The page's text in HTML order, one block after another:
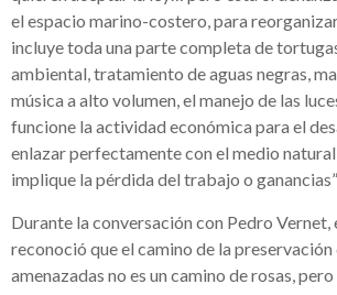
el espacio marino-costero, para
incluye toda una parte completa de
ambiental, tratamiento de aguas negras,
música a alto volumen, el manejo de las
funcione la actividad económica para el
enlazar perfectamente con el medio natural
implique la pérdida del trabajo o
Durante la conversación con Pedro
reconoció que el camino de la preservación
amenazadas no es un camino de rosas,